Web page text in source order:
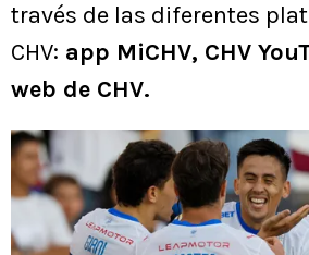
través de las diferentes
CHV: app MiCHV, CHV
web de CHV.